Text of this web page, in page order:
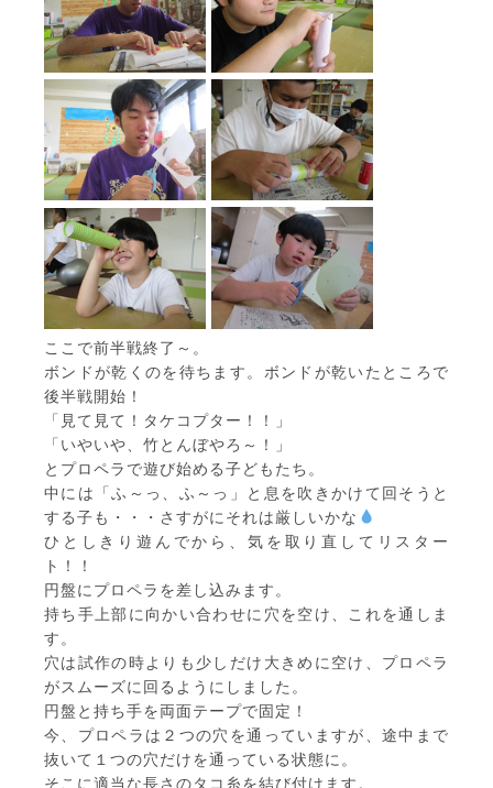
ここで前半戦終了～。
ボンドが乾くのを待ちます。ボンドが乾いたところで
後半戦開始！
「見て見て！タケコプター！！」
「いやいや、竹とんぼやろ～！」
とプロペラで遊び始める子どもたち。
中には「ふ～っ、ふ～っ」と息を吹きかけて回そうと
する子も・・・さすがにそれは厳しいかな
ひとしきり遊んでから、気を取り直してリスター
ト！！
円盤にプロペラを差し込みます。
持ち手上部に向かい合わせに穴を空け、これを通しま
す。
穴は試作の時よりも少しだけ大きめに空け、プロペラ
がスムーズに回るようにしました。
円盤と持ち手を両面テープで固定！
今、プロペラは２つの穴を通っていますが、途中まで
抜いて１つの穴だけを通っている状態に。
そこに適当な長さのタコ糸を結び付けます。